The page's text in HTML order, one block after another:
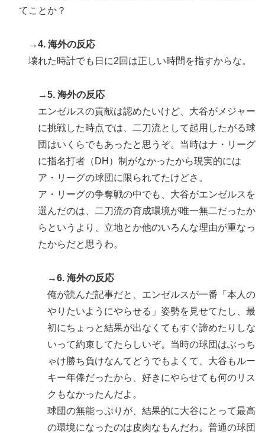
てことか？
→4. 海外の反応
壊れた時計でも日に2回は正しい時間を指すからな。
→5. 海外の反応
エンゼルスの貢献は認めたいけど、大谷がメジャー
に挑戦した時点では、二刀流として起用したがる球
団はいくらでもあったと思うぞ。当時はナ・リーグ
に指名打者（DH）制がなかったから現実的には
ア・リーグの球団に限られてたけどさ。
ア・リーグの争奪戦の中でも、大谷がエンゼルスを
選んだのは、二刀流の育成環境が唯一無二だったか
らというより、立地とか他のいろんな理由が重なっ
たからだと思うわ。
→6. 海外の反応
俺が読んだ記事だと、エンゼルスが一番「本人の
やりたいようにやらせる」姿勢を見せてたし、最
初にちょっと結果が出なくてもすぐ諦めたりしな
いって約束してたらしいぞ。当時の球団はぶっち
ゃけ勝ち負けなんてどうでもよくて、大谷もルー
キー年俸だったから、好きにやらせても何のリス
クもなかったんだよ。
球団の無能っぷりが、結果的に大谷にとって最高
の環境になったのは皮肉なもんだわ。普通の球団